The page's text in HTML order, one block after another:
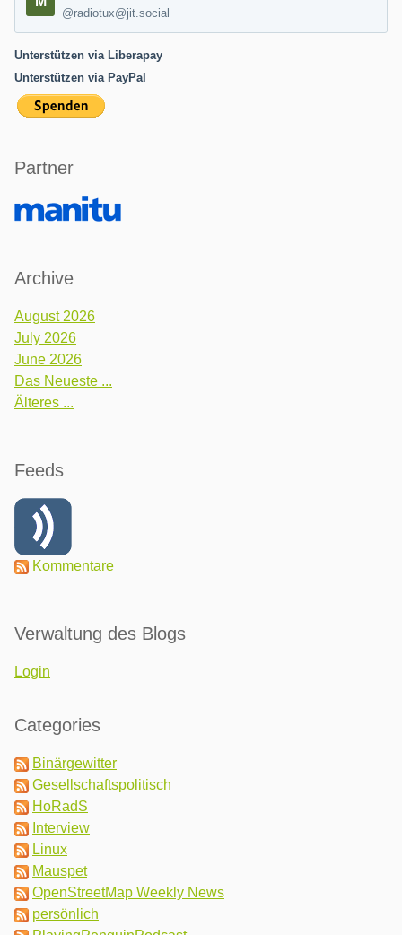
@radiotux@jit.social
Unterstützen via Liberapay
Unterstützen via PayPal
Partner
Archive
August 2026
July 2026
June 2026
Das Neueste ...
Älteres ...
Feeds
Kommentare
Verwaltung des Blogs
Login
Categories
Binärgewitter
Gesellschaftspolitisch
HoRadS
Interview
Linux
Mauspet
OpenStreetMap Weekly News
persönlich